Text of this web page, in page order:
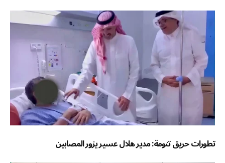
تطورات حريق تنومة: مدير هلال عسير يزور المصابين